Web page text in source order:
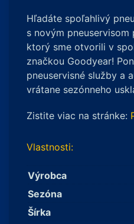
Hľadáte spoľahlivý
s novým pneuservisom
ktorý sme otvorili v
značkou Goodyear!
pneuservisné služby a
vrátane sezónneho
Zistite viac na stránke:
Vlastnosti:
Výrobca
Sezóna
Šírka